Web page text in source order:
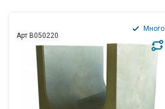
Арт B050220
Много